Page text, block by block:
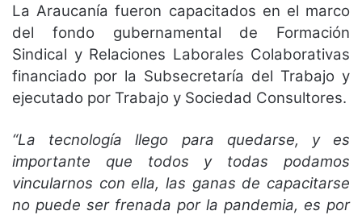
La Araucanía fueron capacitados en el marco
del fondo gubernamental de Formación
Sindical y Relaciones Laborales Colaborativas
financiado por la Subsecretaría del Trabajo y
ejecutado por Trabajo y Sociedad Consultores.
“La tecnología llego para quedarse, y es
importante que todos y todas podamos
vincularnos con ella, las ganas de capacitarse
no puede ser frenada por la pandemia, es por